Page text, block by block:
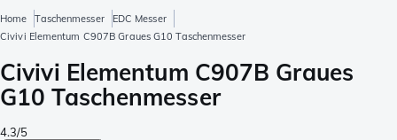
Home Taschenmesser
EDC Messer
Civivi Elementum C907B Graues G10 Taschenmesser
Civivi Elementum C907B Graues
G10 Taschenmesser
4.3/5